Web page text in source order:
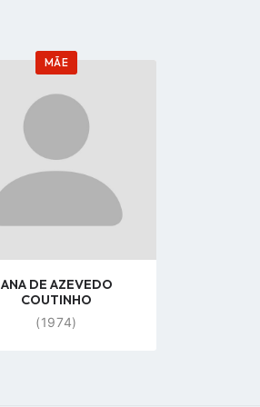
MÃE
Go
profile
page
ANA DE AZEVEDO
COUTINHO
(1974)